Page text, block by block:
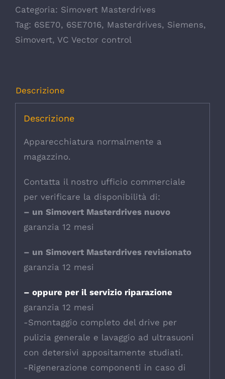
Categoria: Simovert Masterdrives
Tag: 6SE70, 6SE7016, Masterdrives, Siemens,
Simovert, VC Vector control
Descrizione
Descrizione
Apparecchiatura normalmente a
magazzino.
Contatta il nostro ufficio commerciale
per verificare la disponibilità di:
– un Simovert Masterdrives nuovo
garanzia 12 mesi
– un Simovert Masterdrives revisionato
garanzia 12 mesi
– oppure per il servizio riparazione
garanzia 12 mesi
-Smontaggio completo del drive per
pulizia generale e lavaggio ad ultrasuoni
con detersivi appositamente studiati.
-Rigenerazione componenti in caso di